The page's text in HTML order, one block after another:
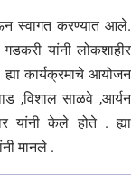
स्वागत करण्यात आले.
यांनी लोकशाहीर
कार्यक्रमाचे आयोजन
,विशाल साळवे ,आर्यन
यांनी केले होते . ह्या
मानले .